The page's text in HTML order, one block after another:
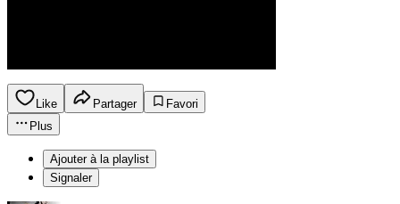
Like Partager
Favori
Plus
Ajouter à la playlist
Signaler